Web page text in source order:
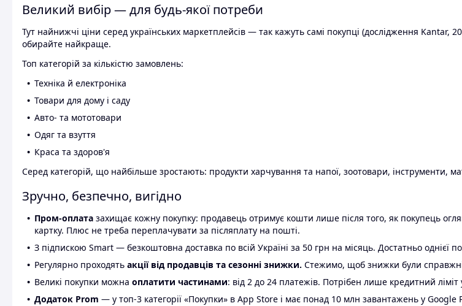
Великий вибір — для будь-якої потреби
Тут найнижчі ціни серед українських маркетплейсів — так кажуть самі покупці (дослідження Kantar,
обирайте найкраще.
Топ категорій за кількістю замовлень:
Техніка й електроніка
Товари для дому і саду
Авто- та мототовари
Одяг та взуття
Краса та здоров'я
Серед категорій, що найбільше зростають: продукти харчування та напої, зоотовари, інструменти,
Зручно, безпечно, вигідно
Пром-оплата захищає кожну покупку: продавець отримує кошти лише після того, як покупець
картку. Плюс не треба переплачувати за післяплату на пошті.
З підпискою Smart — безкоштовна доставка по всій Україні за 50 грн на місяць. Достатньо однієї
Регулярно проходять акції від продавців та сезонні знижки. Стежимо, щоб знижки були
Великі покупки можна оплатити частинами: від 2 до 24 платежів. Потрібен лише кредитний ліміт
Додаток Prom — у топ-3 категорії «Покупки» в App Store і має понад 10 млн завантажень у Google